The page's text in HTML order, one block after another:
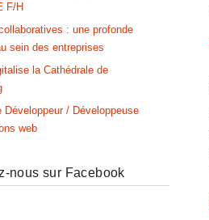
F/H
: une profonde
sein des entreprises
la Cathédrale de
Développeur / Développeuse
web
nous sur Facebook